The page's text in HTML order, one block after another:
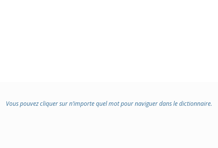
Vous pouvez cliquer sur n’importe quel mot pour naviguer dans le dictionnaire.